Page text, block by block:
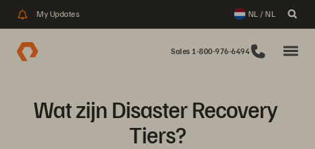
My Updates NL / NL
Sales 1-800-976-6494
Wat zijn Disaster Recovery
Tiers?